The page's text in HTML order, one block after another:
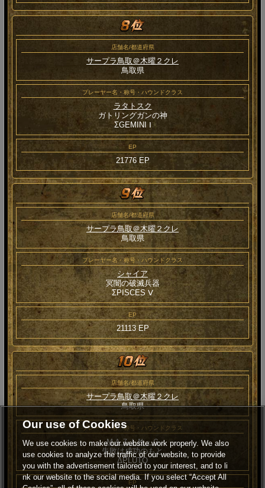
店舗名/都道府県
サープラ鳥取＠木曜２クレ
鳥取県
プレーヤー名・称号・ハウンドクラス
ラタトスク
ガトリングガンの神
ΣGEMINI Ⅰ
EP
21776 EP
店舗名/都道府県
サープラ鳥取＠木曜２クレ
鳥取県
プレーヤー名・称号・ハウンドクラス
シャイア
冥闇の破滅兵器
ΣPISCES Ⅴ
EP
21113 EP
店舗名/都道府県
サープラ鳥取＠木曜２クレ
鳥取県
プレーヤー名・称号・ハウンドクラス
ＭＡＺＩＮ－Ｇ
失敗は成功のもと
ΔPLUTO
EP
Our use of Cookies
We use cookies to make our website work properly. We also
use cookies to analyze the traffic of our website, to provide
you with the advertisement tailored to your interest, and to li
nk our website to the social media. If you select “Accept All